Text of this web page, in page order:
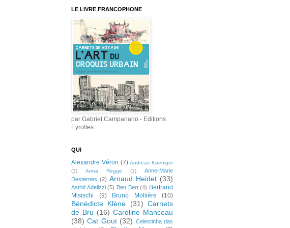
LE LIVRE FRANCOPHONE
par Gabriel Campanario - Editions
Eyrolles
QUI
Alexandre Véron (7) Andreas Koeniger
(1)
Anna Regge (1)
Anne-Marie
Desternes (2) Arnaud Heidet (33)
Astrid Adelizzi (5) Ben Bert (4) Bertrand
Misischi
(9) Bruno Mollière (10)
Bénédicte Klène (31) Carnets
de Bru (16) Caroline Manceau
(38) Cat Gout (32) Celestinha das